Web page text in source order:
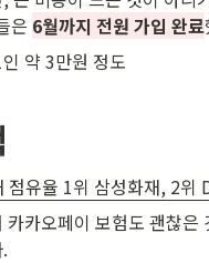
은 6월까지 전원 가입 완료
약 3만원 정도
점유율 1위 삼성화재, 2위
카오페이 보험도 괜찮